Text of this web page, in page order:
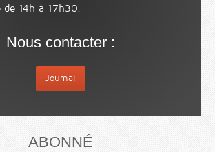
14h à 17h30.
Nous contacter :
Journal
ABONNÉ